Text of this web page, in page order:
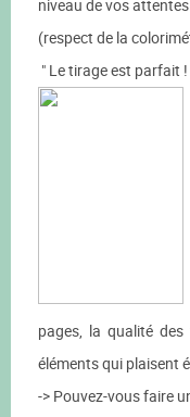
niveau de vos attentes
(respect de la
" Le tirage est parfait !
pages, la qualité
éléments qui plaisent
-> Pouvez-vous faire